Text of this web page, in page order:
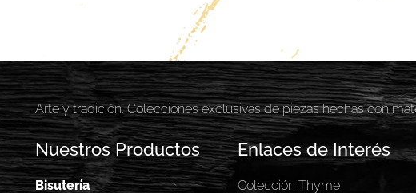
Arte y tradición. Colecciones exclusivas de piezas hechas con
Nuestros Productos
Bisutería
Enlaces de Interés
Colección Thyme